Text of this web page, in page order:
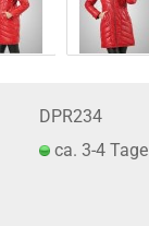
DPR234
ca. 3-4 Tage